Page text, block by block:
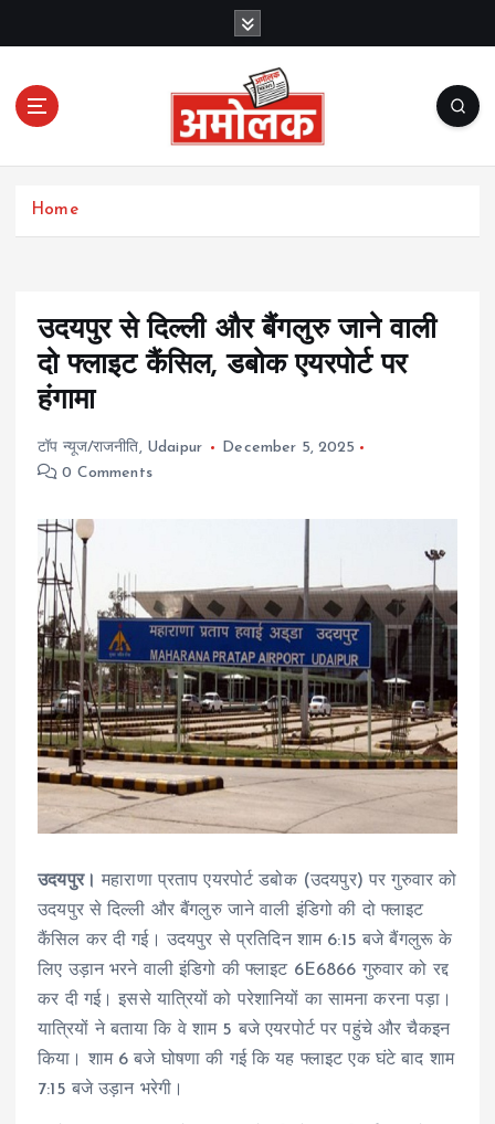
c
Amolak News
Home
उदयपुर से दिल्ली और बैंगलुरु जाने वाली
दो फ्लाइट कैंसिल, डबोक एयरपोर्ट पर
हंगामा
टॉप न्यूज/राजनीति, Udaipur
December 5, 2025
0 Comments
उदयपुर।
महाराणा प्रताप एयरपोर्ट डबोक (उदयपुर) पर गुरुवार को
उदयपुर से दिल्ली और बैंगलुरु जाने वाली इंडिगो की दो फ्लाइट
कैंसिल कर दी गई। उदयपुर से प्रतिदिन शाम 6:15 बजे बैंगलुरू के
लिए उड़ान भरने वाली इंडिगो की फ्लाइट 6E6866 गुरुवार को रद्द
कर दी गई। इससे यात्रियों को परेशानियों का सामना करना पड़ा।
यात्रियों ने बताया कि वे शाम 5 बजे एयरपोर्ट पर पहुंचे और चैकइन
किया। शाम 6 बजे घोषणा की गई कि यह फ्लाइट एक घंटे बाद शाम
7:15 बजे उड़ान भरेगी।